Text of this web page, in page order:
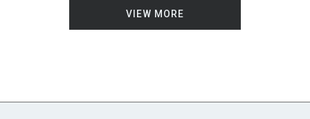
VIEW MORE